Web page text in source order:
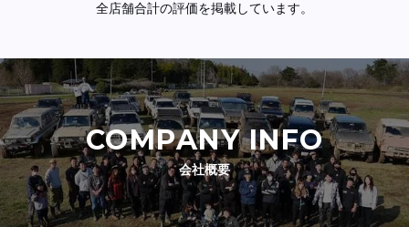
全店舗合計の評価を掲載しています。
COMPANY INFO
会社概要